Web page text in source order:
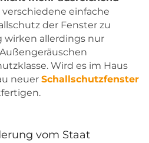
verschiedene einfache
der Fenster zu
wirken allerdings nur
Wird es im Haus
neuer Schallschutzfenster
vom Staat